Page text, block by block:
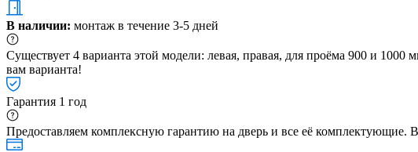
В наличии: монтаж в течение 3-5 дней
Существует 4 варианта этой модели: левая, правая, для проёма 900 и
вам варианта!
Гарантия 1 год
Предоставляем комплексную гарантию на дверь и все её комплектующие.